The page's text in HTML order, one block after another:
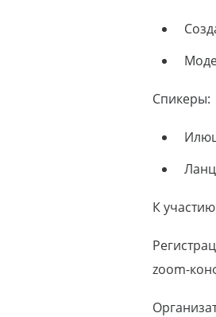
Спикеры:
К
zoom-